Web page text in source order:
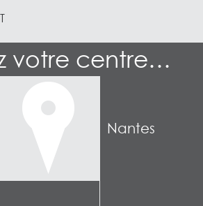
votre centre…
Nantes